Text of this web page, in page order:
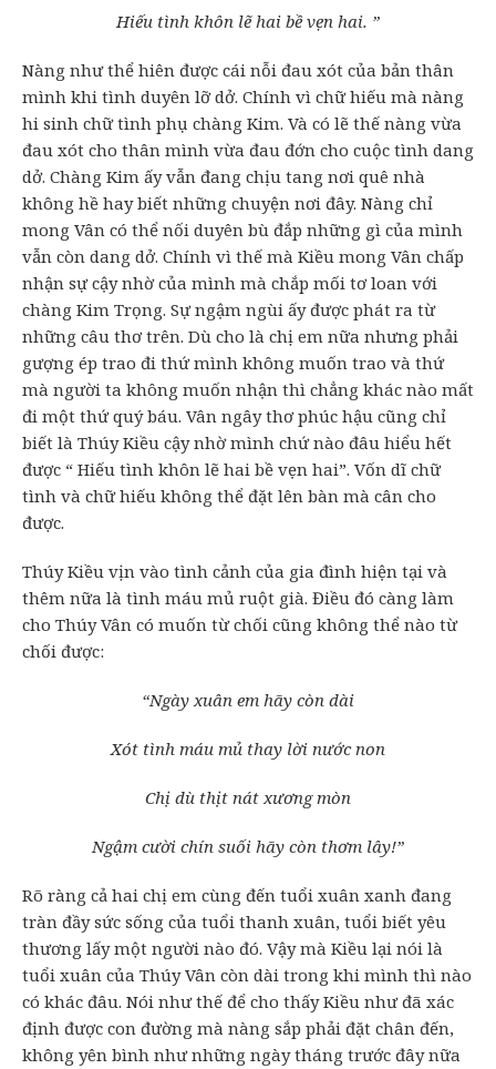
Hiếu tình khôn lẽ hai bề vẹn hai. ”
Nàng như thể hiên được cái nỗi đau xót của bản thân
mình khi tình duyên lỡ dở. Chính vì chữ hiếu mà nàng
hi sinh chữ tình phụ chàng Kim. Và có lẽ thế nàng vừa
đau xót cho thân mình vừa đau đớn cho cuộc tình dang
dở. Chàng Kim ấy vẫn đang chịu tang nơi quê nhà
không hề hay biết những chuyện nơi đây. Nàng chỉ
mong Vân có thể nối duyên bù đắp những gì của mình
vẫn còn dang dở. Chính vì thế mà Kiều mong Vân chấp
nhận sự cậy nhờ của mình mà chắp mối tơ loan với
chàng Kim Trọng. Sự ngậm ngùi ấy được phát ra từ
những câu thơ trên. Dù cho là chị em nữa nhưng phải
gượng ép trao đi thứ mình không muốn trao và thứ
mà người ta không muốn nhận thì chẳng khác nào mất
đi một thứ quý báu. Vân ngây thơ phúc hậu cũng chỉ
biết là Thúy Kiều cậy nhờ mình chứ nào đâu hiểu hết
được “ Hiếu tình khôn lẽ hai bề vẹn hai”. Vốn dĩ chữ
tình và chữ hiếu không thể đặt lên bàn mà cân cho
được.
Thúy Kiều vịn vào tình cảnh của gia đình hiện tại và
thêm nữa là tình máu mủ ruột già. Điều đó càng làm
cho Thúy Vân có muốn từ chối cũng không thể nào từ
chối được:
“Ngày xuân em hãy còn dài
Xót tình máu mủ thay lời nước non
Chị dù thịt nát xương mòn
Ngậm cười chín suối hãy còn thơm lây!”
Rõ ràng cả hai chị em cùng đến tuổi xuân xanh đang
tràn đầy sức sống của tuổi thanh xuân, tuổi biết yêu
thương lấy một người nào đó. Vậy mà Kiều lại nói là
tuổi xuân của Thúy Vân còn dài trong khi mình thì nào
có khác đâu. Nói như thế để cho thấy Kiều như đã xác
định được con đường mà nàng sắp phải đặt chân đến,
không yên bình như những ngày tháng trước đây nữa